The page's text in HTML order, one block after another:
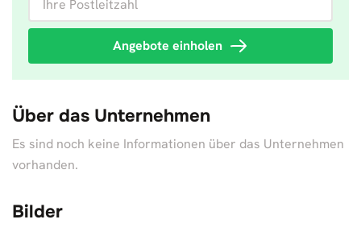
Angebote einholen
Über das Unternehmen
Es sind noch keine Informationen über das Unternehmen
vorhanden.
Bilder